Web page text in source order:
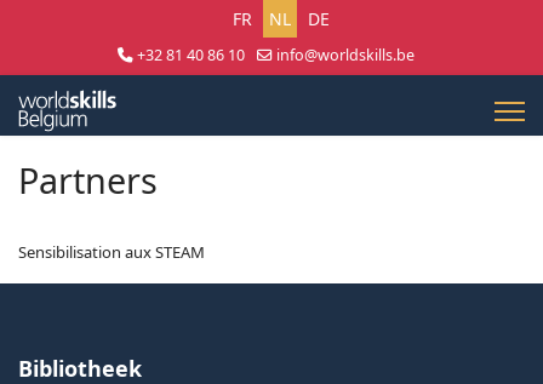
Selecteer uw taal
FR NL DE
+32 81 40 86 10
info@worldskills.be
Partners
Sensibilisation aux STEAM
Bibliotheek